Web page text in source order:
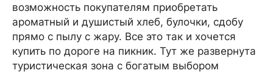
возможность покупателям приобретать
ароматный и душистый хлеб, булочки, сдобу
прямо с пылу с жару. Все это так и хочется
купить по дороге на пикник. Тут же развернута
туристическая зона с богатым выбором